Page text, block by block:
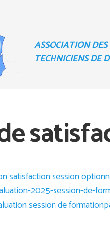
ASSOCIATION DES
TECHNICIENS DE
satisfaction session
2025-session-de-
session de formation